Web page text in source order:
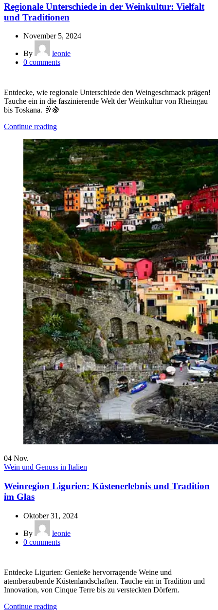
Regionale Unterschiede in der Weinkultur: Vielfalt
und Traditionen
November 5, 2024
By
leonie
0 comments
Entdecke, wie regionale Unterschiede den Weingeschmack prägen!
Tauche ein in die faszinierende Welt der Weinkultur von Rheingau
bis Toskana. 🥂🍇
Continue reading
04 Nov.
Wein und Genuss in Italien
Weinregion Ligurien: Küstenerlebnis und Tradition
im Glas
Oktober 31, 2024
By
leonie
0 comments
Entdecke Ligurien: Genieße hervorragende Weine und
atemberaubende Küstenlandschaften. Tauche ein in Tradition und
Innovation, von Cinque Terre bis zu versteckten Dörfern.
Continue reading